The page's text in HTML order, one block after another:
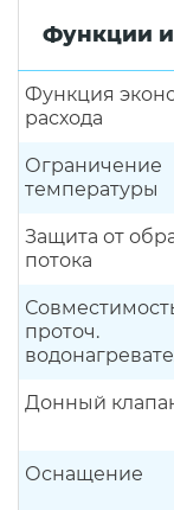
Функции
Функция
расхода
Ограничение
температуры
Защита от
потока
проточ.
Донный
Оснащение